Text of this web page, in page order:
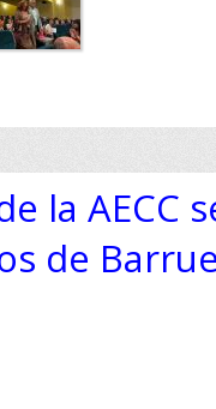
la AECC
de